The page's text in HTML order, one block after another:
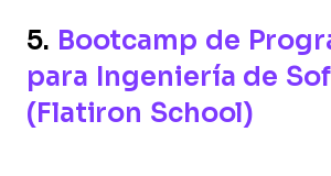
5. Bootcamp de
para Ingeniería de
(Flatiron School)